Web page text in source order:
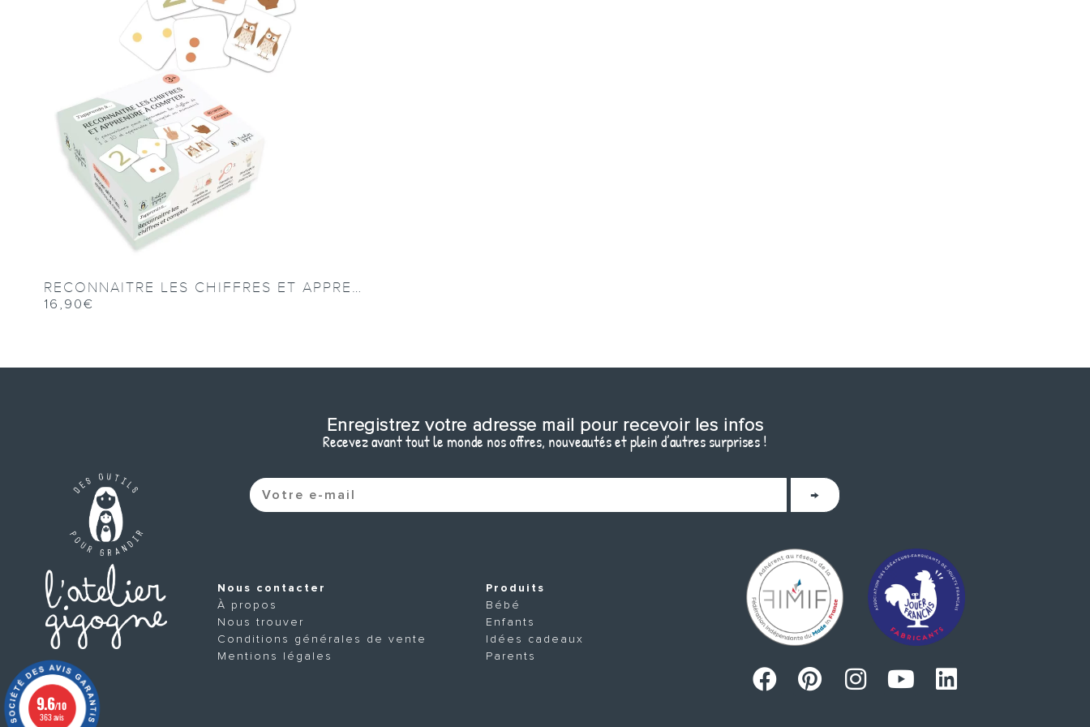
RECONNAITRE LES CHIFFRES ET APPRENDRE À COMPTER
16,90€
Enregistrez votre adresse mail pour recevoir les infos
Recevez avant tout le monde nos offres, nouveautés et plein d’autres surprises !
Nous contacter
À propos
Nous trouver
Conditions générales de vente
Mentions légales
Produits
Bébé
Enfants
Idées cadeaux
Parents
9.6/10
363 avis